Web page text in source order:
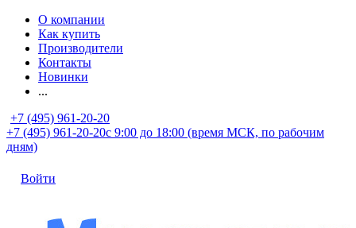
О компании
Как купить
Производители
Контакты
Новинки
...
+7 (495) 961-20-20
+7 (495) 961-20-20с 9:00 до 18:00 (время МСК, по рабочим
дням)
Войти